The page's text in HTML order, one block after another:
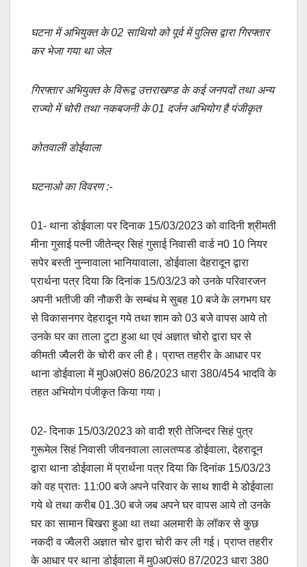
घटना में अभियुक्त के 02 साथियो को पूर्व में पुलिस द्वारा गिरफ्तार
कर भेजा गया था जेल
गिरफ्तार अभियुक्त के विरूद्व उत्तराखण्ड के कई जनपदों तथा अन्य
राज्यो में चोरी तथा नकबजनी के 01 दर्जन अभियोग है पंजीकृत
कोतवाली डोईवाला
घटनाओ का विवरण :-
01- थाना डोईवाला पर दिनाक 15/03/2023 को वादिनी श्रीमती
मीना गुसाई पत्नी जीतेन्द्र सिहं गुसाई निवासी वार्ड न0 10 नियर
सपेर बस्ती नुन्नावाला भानियावाला, डोईवाला देहरादून द्वारा
प्रार्थना पत्र दिया कि दिनांक 15/03/23 को उनके परिवारजन
अपनी भतीजी की नौकरी के सम्बंध मे सुबह 10 बजे के लगभग घर
से विकासनगर देहरादून गये तथा शाम को 03 बजेे वापस आये तो
उनके घर का ताला टुटा हुआ था एवं अज्ञात चोरो द्वारा घर से
कीमती ज्वैलरी के चोरी कर ली है। प्राप्त तहरीर के आधार पर
थाना डोईवाला में मु0अ0सं0 86/2023 धारा 380/454 भादवि के
तहत अभियोग पंजीकृत किया गया।
02- दिनाक 15/03/2023 को वादी श्री तेजिन्दर सिहं पुत्र
गुरूमेल सिहं निवासी जीवनवाला लालतप्पड डोईवाला, देहरादून
द्वारा थाना डोईवाला में प्रार्थना पत्र दिया कि दिनांक 15/03/23
को वह प्रातः 11:00 बजे अपने परिवार के साथ शादी मे डोईवाला
गये थे तथा करीब 01.30 बजे जब अपने घर वापस आये तो उनके
घर का सामान बिखरा हुआ था तथा अलमारी के लॉकर से कुछ
नकदी व ज्वैलरी अज्ञात चोर द्वारा चोरी कर ली गई। प्राप्त तहरीर
के आधार पर थाना डोईवाला में मु0अ0सं0 87/2023 धारा 380